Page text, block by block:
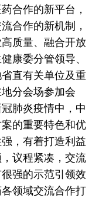
合作的新平台，
合作的新机制，
质量、融合开放
康委分管领导、
直有关单位及重
分会场参加会
肺炎疫情中，中
的重要特色和优
，有着打造利益
议程紧凑，交流
强的示范引领效
领域交流合作打